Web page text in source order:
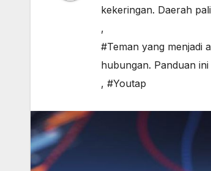
kekeringan. Daerah
,
#Teman yang menjadi
hubungan. Panduan
, #Youtap